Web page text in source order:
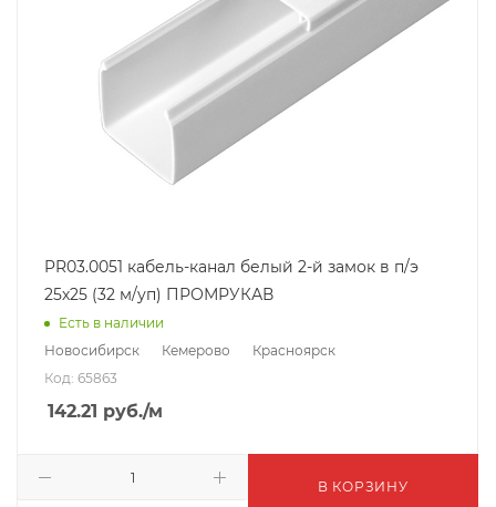
PR03.0051 кабель-канал белый 2-й замок в п/э
25х25 (32 м/уп) ПРОМРУКАВ
Есть в наличии
Новосибирск
Кемерово
Красноярск
Код: 65863
142.21 руб./м
В КОРЗИНУ